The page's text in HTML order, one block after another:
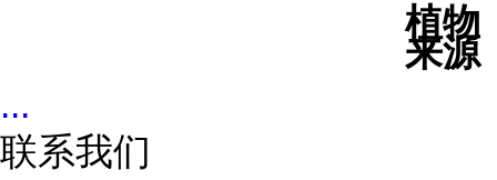
植物
来源
...
联系我们